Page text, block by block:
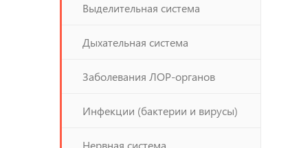
Выделительная система
Дыхательная система
Заболевания ЛОР-органов
Инфекции (бактерии и вирусы)
Нервная система